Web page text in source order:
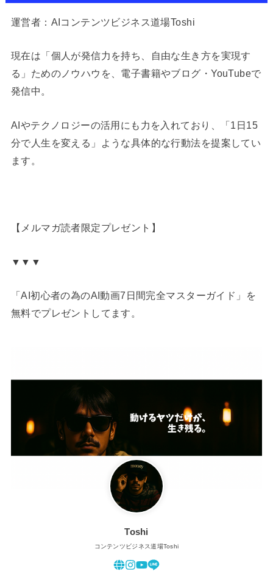
運営者：AIコンテンツビジネス道場Toshi
現在は「個人が発信力を持ち、自由な生き方を実現す
る」ためのノウハウを、電子書籍やブログ・YouTubeで
発信中。
AIやテクノロジーの活用にも力を入れており、「1日15
分で人生を変える」ような具体的な行動法を提案してい
ます。
【メルマガ読者限定プレゼント】
▼▼▼
「AI初心者の為のAI動画7日間完全マスターガイド」を
無料でプレゼントしてます。
Toshi
コンテンツビジネス道場Toshi